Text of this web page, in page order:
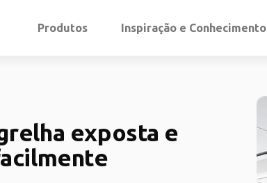
Produtos Inspiração e Conhecimento
exposta e